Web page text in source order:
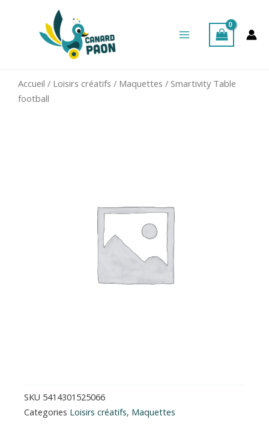
Menu
Accueil / Loisirs créatifs / Maquettes / Smartivity Table
football
SKU 5414301525066
Categories Loisirs créatifs, Maquettes